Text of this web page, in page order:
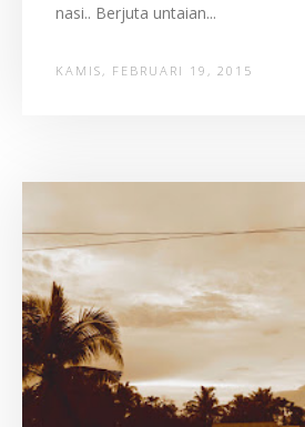
nasi.. Berjuta untaian...
KAMIS, FEBRUARI 19, 2015